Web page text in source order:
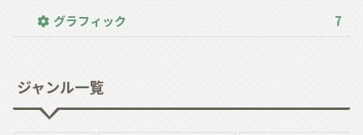
グラフィック
7
ジャンル一覧